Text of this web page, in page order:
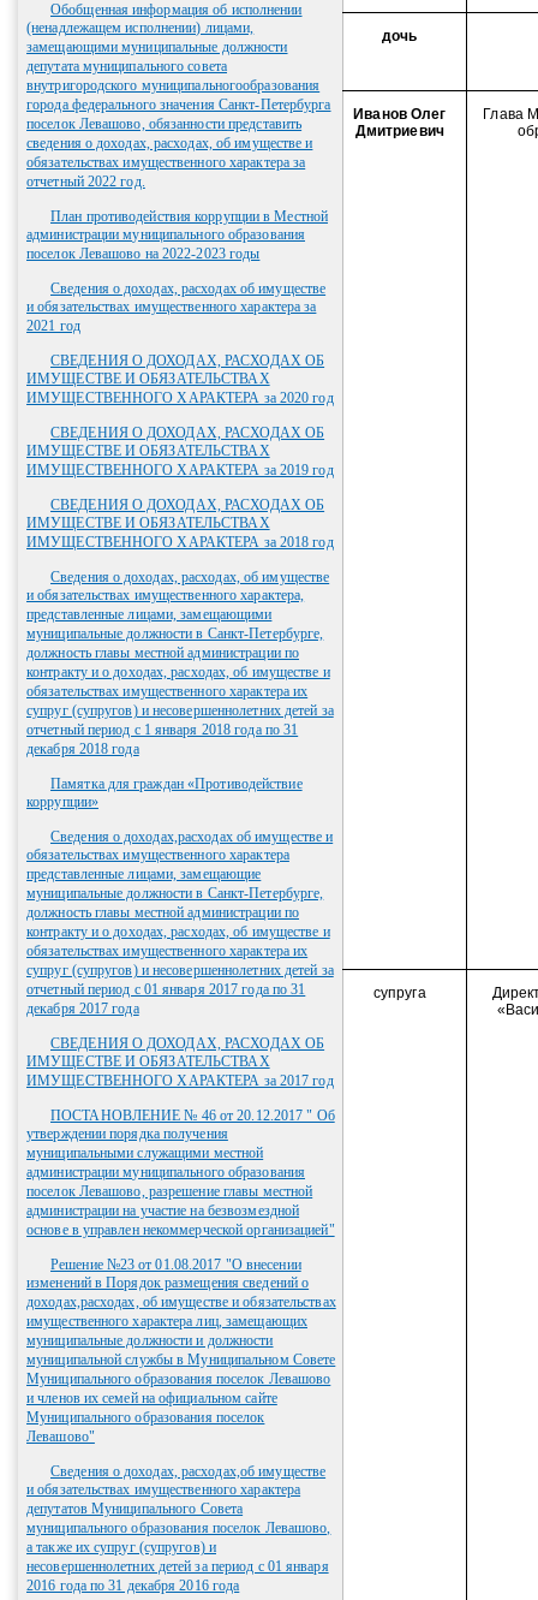
Обобщенная информация об исполнении
(ненадлежащем исполнении) лицами,
замещающими муниципальные должности
депутата муниципального совета
внутригородского муниципальногообразования
города федерального значения Санкт-Петербурга
поселок Левашово, обязанности представить
сведения о доходах, расходах, об имуществе и
обязательствах имущественного характера за
отчетный 2022 год.
План противодействия коррупции в Местной
администрации муниципального образования
поселок Левашово на 2022-2023 годы
Сведения о доходах, расходах об имуществе
и обязательствах имущественного характера за
2021 год
СВЕДЕНИЯ О ДОХОДАХ, РАСХОДАХ ОБ
ИМУЩЕСТВЕ И ОБЯЗАТЕЛЬСТВАХ
ИМУЩЕСТВЕННОГО ХАРАКТЕРА за 2020 год
СВЕДЕНИЯ О ДОХОДАХ, РАСХОДАХ ОБ
ИМУЩЕСТВЕ И ОБЯЗАТЕЛЬСТВАХ
ИМУЩЕСТВЕННОГО ХАРАКТЕРА за 2019 год
СВЕДЕНИЯ О ДОХОДАХ, РАСХОДАХ ОБ
ИМУЩЕСТВЕ И ОБЯЗАТЕЛЬСТВАХ
ИМУЩЕСТВЕННОГО ХАРАКТЕРА за 2018 год
Сведения о доходах, расходах, об имуществе
и обязательствах имущественного характера,
представленные лицами, замещающими
муниципальные должности в Санкт-Петербурге,
должность главы местной администрации по
контракту и о доходах, расходах, об имуществе и
обязательствах имущественного характера их
супруг (супругов) и несовершеннолетних детей за
отчетный период с 1 января 2018 года по 31
декабря 2018 года
Памятка для граждан «Противодействие
коррупции»
Сведения о доходах,расходах об имуществе и
обязательствах имущественного характера
представленные лицами, замещающие
муниципальные должности в Санкт-Петербурге,
должность главы местной администрации по
контракту и о доходах, расходах, об имуществе и
обязательствах имущественного характера их
супруг (супругов) и несовершеннолетних детей за
отчетный период с 01 января 2017 года по 31
декабря 2017 года
СВЕДЕНИЯ О ДОХОДАХ, РАСХОДАХ ОБ
ИМУЩЕСТВЕ И ОБЯЗАТЕЛЬСТВАХ
ИМУЩЕСТВЕННОГО ХАРАКТЕРА за 2017 год
ПОСТАНОВЛЕНИЕ № 46 от 20.12.2017 " Об
утверждении порядка получения
муниципальными служащими местной
администрации муниципального образования
поселок Левашово, разрешение главы местной
администрации на участие на безвозмездной
основе в управлен некоммерческой организацией"
Решение №23 от 01.08.2017 "О внесении
изменений в Порядок размещения сведений о
доходах,расходах, об имуществе и обязательствах
имущественного характера лиц, замещающих
муниципальные должности и должности
муниципальной службы в Муниципальном Совете
Муниципального образования поселок Левашово
и членов их семей на официальном сайте
Муниципального образования поселок
Левашово"
Сведения о доходах, расходах,об имуществе
и обязательствах имущественного характера
депутатов Муниципального Совета
муниципального образования поселок Левашово,
а также их супруг (супругов) и
несовершеннолетних детей за период с 01 января
2016 года по 31 декабря 2016 года
дочь
Иванов Олег
Дмитриевич
Глава
супруга